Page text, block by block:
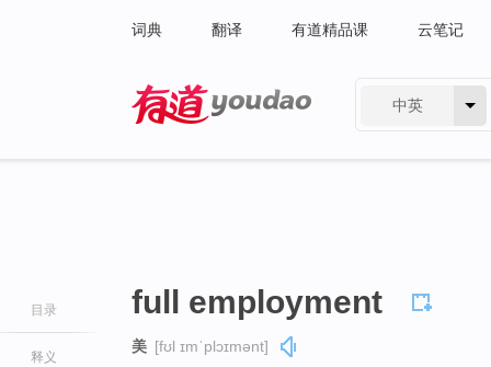
词典 翻译 有道精品课 云笔记
中英
目录
释义
full employment
美 [fʊl ɪmˈplɔɪmənt]